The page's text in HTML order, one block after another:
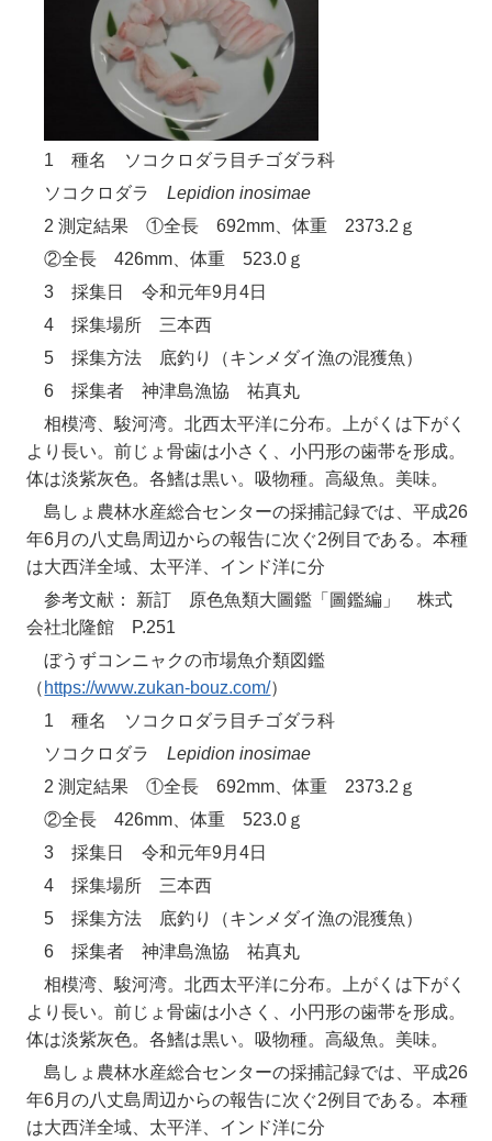
1 種名 ソコクロダラ目チゴダラ科
ソコクロダラLepidion inosimae
2 測定結果 ①全長 692mm、体重 2373.2ｇ
②全長 426mm、体重 523.0ｇ
3 採集日 令和元年9月4日
4 採集場所 三本西
5 採集方法 底釣り（キンメダイ漁の混獲魚）
6 採集者 神津島漁協 祐真丸
相模湾、駿河湾。北西太平洋に分布。上がくは下がく
より長い。前じょ骨歯は小さく、小円形の歯帯を形成。
体は淡紫灰色。各鰭は黒い。吸物種。高級魚。美味。
島しょ農林水産総合センターの採捕記録では、平成26
年6月の八丈島周辺からの報告に次ぐ2例目である。本種
は大西洋全域、太平洋、インド洋に分
参考文献： 新訂 原色魚類大圖鑑「圖鑑編」 株式
会社北隆館 P.251
ぼうずコンニャクの市場魚介類図鑑
（ https://www.zukan-bouz.com/）
1 種名 ソコクロダラ目チゴダラ科
ソコクロダラLepidion inosimae
2 測定結果 ①全長 692mm、体重 2373.2ｇ
②全長 426mm、体重 523.0ｇ
3 採集日 令和元年9月4日
4 採集場所 三本西
5 採集方法 底釣り（キンメダイ漁の混獲魚）
6 採集者 神津島漁協 祐真丸
相模湾、駿河湾。北西太平洋に分布。上がくは下がく
より長い。前じょ骨歯は小さく、小円形の歯帯を形成。
体は淡紫灰色。各鰭は黒い。吸物種。高級魚。美味。
島しょ農林水産総合センターの採捕記録では、平成26
年6月の八丈島周辺からの報告に次ぐ2例目である。本種
は大西洋全域、太平洋、インド洋に分